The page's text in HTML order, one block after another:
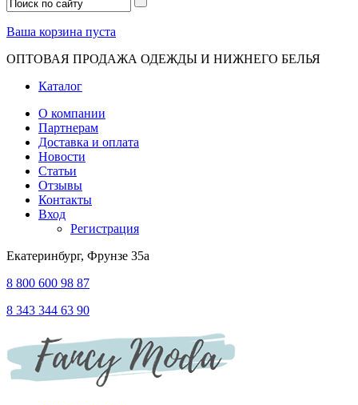
Ваша корзина пуста
ОПТОВАЯ ПРОДАЖА ОДЕЖДЫ И НИЖНЕГО БЕЛЬЯ
Каталог
О компании
Партнерам
Доставка и оплата
Новости
Статьи
Отзывы
Контакты
Вход
Регистрация
Екатеринбург, Фрунзе 35а
8 800 600 98 87
8 343 344 63 90